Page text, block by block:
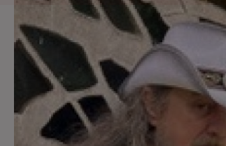
HOME
RADIOPLAYER
CK RADIO Line-up
PODCASTS